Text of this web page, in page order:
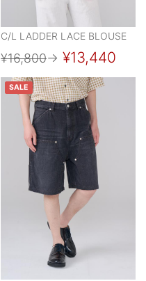
C/L LADDER LACE BLOUSE
¥16,800→ ¥13,440
SALE